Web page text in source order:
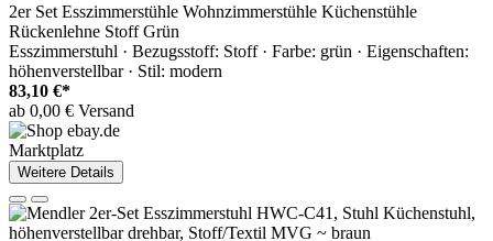
2er Set Esszimmerstühle Wohnzimmerstühle Küchenstühle
Rückenlehne Stoff Grün
Esszimmerstuhl · Bezugsstoff: Stoff · Farbe: grün · Eigenschaften:
höhenverstellbar · Stil: modern
83,10 €*
ab 0,00 € Versand
Marktplatz
Weitere Details